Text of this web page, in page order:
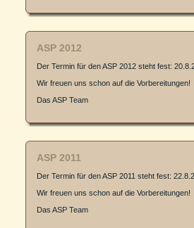
ASP 2012
Der Termin für den ASP 2012 steht fest:
Wir freuen uns schon auf die Vorbereitungen!
Das ASP Team
ASP 2011
Der Termin für den ASP 2011 steht fest:
Wir freuen uns schon auf die Vorbereitungen!
Das ASP Team